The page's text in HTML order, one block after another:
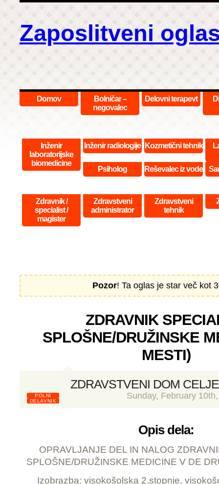
Zaposlitveni
Domov
Bolničar –
negovalec
Delovni terapevt
Inženir
laboratorijske
biomedicine
Inženir radiologije Kozmetični tehnik
Psiholog Reševalec iz vode
Zdravnik /
specialist /
magister
Zdravstveni
administrator
Zdravstveni
tehnik
Pozor! Ta oglas je star več kot
ZDRAVNIK
SPLOŠNE/DRUŽINSKE
MESTI)
ZDRAVSTVENI DOM CELJE
POLNI
DELAVNIK
Sunday, February
Opis dela:
OPRAVLJANJE DEL IN NALOG
SPLOŠNE/DRUŽINSKE MEDICINE V DE
Izobrazba: visokošolska 2.stopnje,